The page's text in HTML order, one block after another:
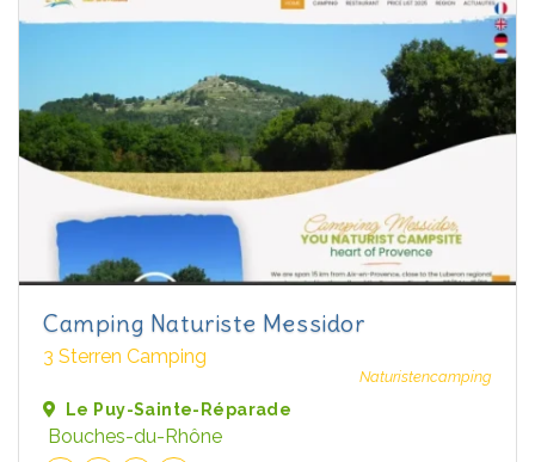
Camping Naturiste Messidor
3 Sterren Camping
Naturistencamping
Le Puy-Sainte-Réparade
Bouches-du-Rhône